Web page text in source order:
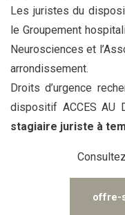
Les juristes du
le Groupement
Neurosciences et
arrondissement.
Droits d’urgence
dispositif ACCES AU
stagiaire juriste à
offre-